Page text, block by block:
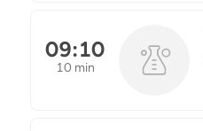
09:10
10 min